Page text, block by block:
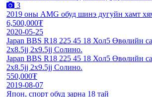
3
2019 оны AMG обуд шинэ дугуйн хамт
6,500,000₮
2020-05-25
Japan BBS R18 225 45 18 Хол5 Өвөлийн
2х8.5jj 2x9.5jj Солино.
Japan BBS R18 225 45 18 Хол5 Өвөлийн
2х8.5jj 2x9.5jj Солино.
550,000₮
2019-08-07
Япон, спорт обуд зарна 18 тай